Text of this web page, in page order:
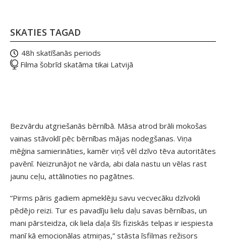
SKATIES TAGAD
48h skatīšanās periods
Filma šobrīd skatāma tikai Latvijā
Bezvārdu atgriešanās bērnībā. Māsa atrod brāli mokošas
vainas stāvoklī pēc bērnības mājas nodegšanas. Viņa
mēģina samierināties, kamēr viņš vēl dzīvo tēva autoritātes
pavēnī. Neizrunājot ne vārda, abi dala nastu un vēlas rast
jaunu ceļu, attālinoties no pagātnes.
“Pirms pāris gadiem apmeklēju savu vecvecāku dzīvokli
pēdējo reizi. Tur es pavadīju lielu daļu savas bērnības, un
mani pārsteidza, cik liela daļa šīs fiziskās telpas ir iespiesta
manī kā emocionālas atmiņas,” stāsta īsfilmas režisors